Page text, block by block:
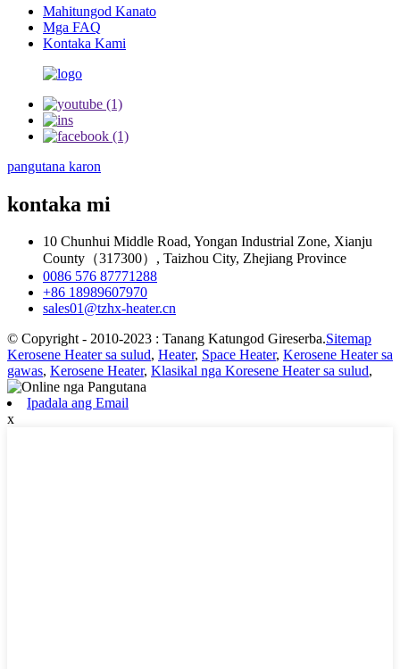
Mahitungod Kanato
Mga FAQ
Kontaka Kami
pangutana karon
kontaka mi
10 Chunhui Middle Road, Yongan Industrial Zone, Xianju
County（317300）, Taizhou City, Zhejiang Province
0086 576 87771288
+86 18989607970
sales01@tzhx-heater.cn
© Copyright - 2010-2023 : Tanang Katungod Gireserba.Sitemap
Kerosene Heater sa sulud, Heater, Space Heater, Kerosene Heater sa
gawas, Kerosene Heater, Klasikal nga Koresene Heater sa sulud,
Ipadala ang Email
x